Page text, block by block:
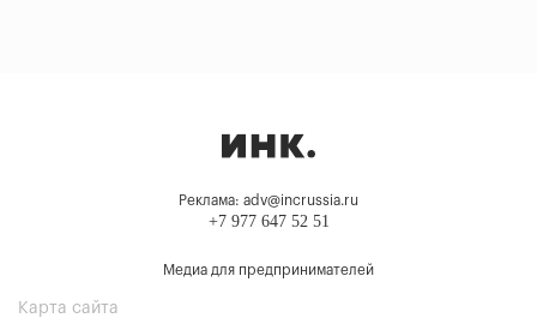
Реклама: adv@incrussia.ru
+7 977 647 52 51
Медиа для предпринимателей
Карта сайта